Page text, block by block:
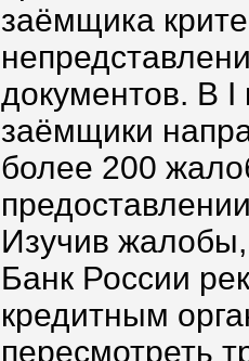
заёмщика
документов. В I
заёмщики
более 200
Изучив
Банк России
кредитным
пересмотреть